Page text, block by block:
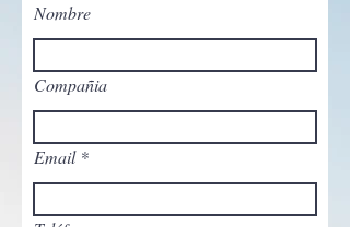
Nombre
Compañia
Email